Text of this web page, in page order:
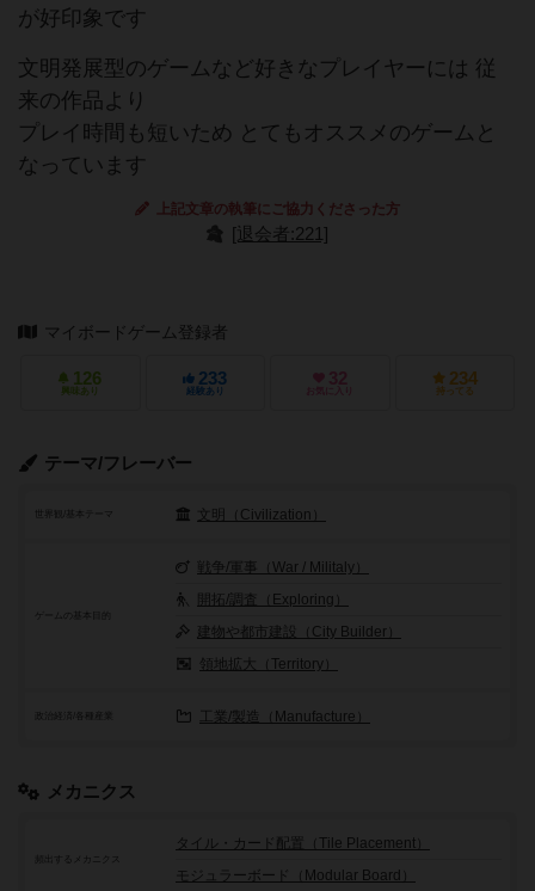
が好印象です
文明発展型のゲームなど好きなプレイヤーには 従
来の作品より
プレイ時間も短いため とてもオススメのゲームと
なっています
上記文章の執筆にご協力くださった方
[退会者:221]
マイボードゲーム登録者
126
興味あり
233
経験あり
32
お気に入り
234
持ってる
テーマ/フレーバー
世界観/基本テーマ 文明（Civilization）
ゲームの基本目的
戦争/軍事（War / Militaly）
開拓/調査（Exploring）
建物や都市建設（City Builder）
領地拡大（Territory）
政治経済/各種産業 工業/製造（Manufacture）
メカニクス
頻出するメカニクス
タイル・カード配置（Tile Placement）
モジュラーボード（Modular Board）